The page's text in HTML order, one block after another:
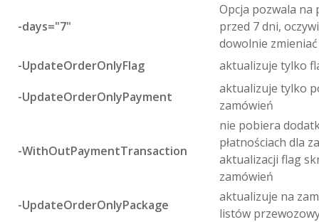
-days="7"
Opcja pozwala na
przed 7 dni,
dowolnie zmieniać
-UpdateOrderOnlyFlag
aktualizuje tylko
-UpdateOrderOnlyPayment
aktualizuje tylko
zamówień
-WithOutPaymentTransaction
nie pobiera
płatnościach dla
aktualizacji flag
zamówień
-UpdateOrderOnlyPackage
aktualizuje na
listów